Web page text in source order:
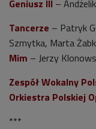
Geniusz III –
Tancerze – Patryk
Szmytka, Marta
Mim – Jerzy
Zespół Wokalny
Orkiestra Polskiej
***